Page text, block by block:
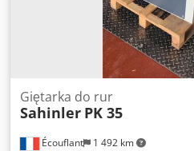
Écouflant 1 492 km
Giętarka do rur
Sahinler PK 35